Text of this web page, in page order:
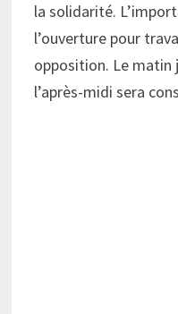
la solidarité.
l’ouverture pour
opposition. Le matin
l’après-midi sera